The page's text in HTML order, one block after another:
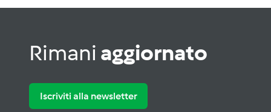
Rimani aggiornato
Iscriviti alla newsletter